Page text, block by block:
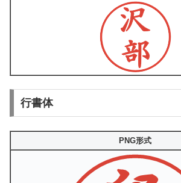
行書体
PNG形式